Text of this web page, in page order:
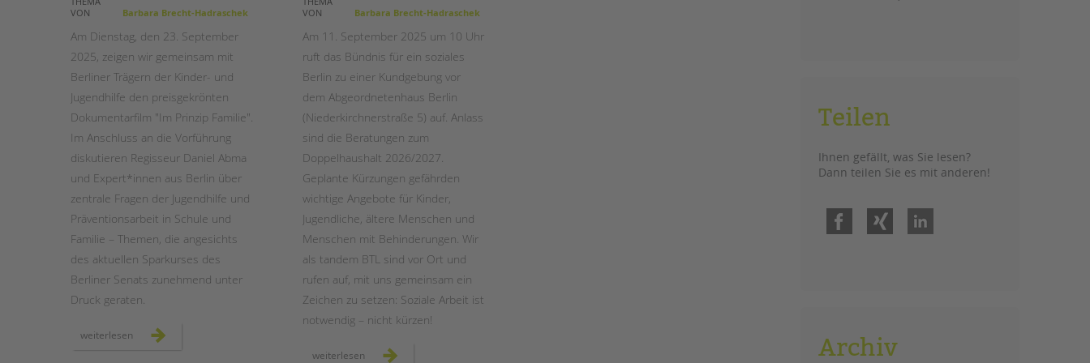
STADTTEILARBEIT
VON
Barbara Brecht-Hadraschek
Am Dienstag, den 23. September
2025, zeigen wir gemeinsam mit
Berliner Trägern der Kinder- und
Jugendhilfe den preisgekrönten
Dokumentarfilm "Im Prinzip Familie".
Im Anschluss an die Vorführung
diskutieren Regisseur Daniel Abma
und Expert*innen aus Berlin über
zentrale Fragen der Jugendhilfe und
Präventionsarbeit in Schule und
Familie – Themen, die angesichts
des aktuellen Sparkurses des
Berliner Senats zunehmend unter
Druck geraten.
weiterlesen
VON
Barbara Brecht-Hadraschek
Am 11. September 2025 um 10 Uhr
ruft das Bündnis für ein soziales
Berlin zu einer Kundgebung vor
dem Abgeordnetenhaus Berlin
(Niederkirchnerstraße 5) auf. Anlass
sind die Beratungen zum
Doppelhaushalt 2026/2027.
Geplante Kürzungen gefährden
wichtige Angebote für Kinder,
Jugendliche, ältere Menschen und
Menschen mit Behinderungen. Wir
als tandem BTL sind vor Ort und
rufen auf, mit uns gemeinsam ein
Zeichen zu setzen: Soziale Arbeit ist
notwendig – nicht kürzen!
weiterlesen kundgebung
Teilen
Ihnen gefällt, was Sie lesen?
Dann teilen Sie es mit anderen!
Facebook
Archiv